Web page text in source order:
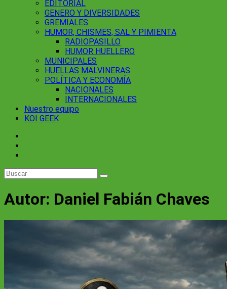
EDITORIAL
GENERO Y DIVERSIDADES
GREMIALES
HUMOR, CHISMES, SAL Y PIMIENTA
RADIOPASILLO
HUMOR HUELLERO
MUNICIPALES
HUELLAS MALVINERAS
POLÍTICA Y ECONOMÍA
NACIONALES
INTERNACIONALES
Nuestro equipo
KOI GEEK
Autor: Daniel Fabián Chaves